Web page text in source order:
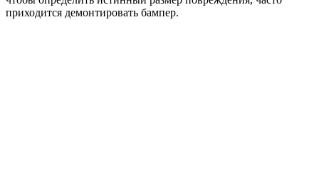
приходится демонтировать бампер.